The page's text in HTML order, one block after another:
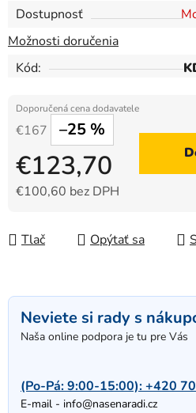
Dostupnosť
Možnosti doručenia
Kód:
€167 –25 %
€123,70
€100,60 bez DPH
Tlač Opýtať sa
Neviete si rady s
Naša online podpora je tu pre Vás
(Po-Pá: 9:00-15:00):+420
E-mail - info@nasenaradi.cz